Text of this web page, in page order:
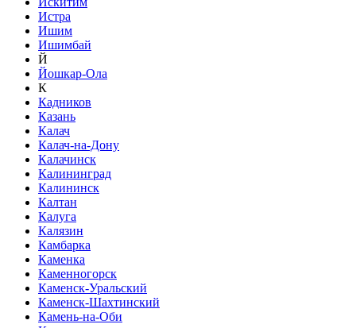
Истра
Ишим
Ишимбай
Й
Йошкар-Ола
К
Кадников
Казань
Калач
Калач-на-Дону
Калачинск
Калининград
Калининск
Калтан
Калуга
Калязин
Камбарка
Каменка
Каменногорск
Каменск-Уральский
Каменск-Шахтинский
Камень-на-Оби